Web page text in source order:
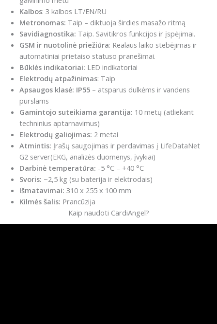
Kalbos: 3 kalbos LT/EN/RU
Metronomas: Taip – diktuoja širdies masažo ritmą
Savidiagnostika: Taip. Savitikros funkcijos ir įspėjimai.
GSM ir nuotolinė priežiūra: Realaus laiko stebėjimas ir
automatiniai prietaiso statuso pranešimai.
Būklės indikatoriai: LED indikatoriai
Elektrodų atpažinimas: Taip
Apsaugos klasė: IP55 – atsparus dulkėms ir vandens
purslams
Gamintojo suteikiama garantija: 10 metų (atliekant
techninius aptarnavimus)
Elektrodų galiojimas: 2 metai
Atmintis: Įrašų saugojimas ir perdavimas į LifeDataNet
G2 server(EKG, analizės duomenys, įvykiai)
Darbinė temperatūra: -5 °C – +40 °C
Svoris: ~2,5 kg (su baterija ir elektrodais)
Išmatavimai: 310 x 255 x 100 mm
Kilmės šalis: Prancūzija
Kaip naudoti CardiAngel?